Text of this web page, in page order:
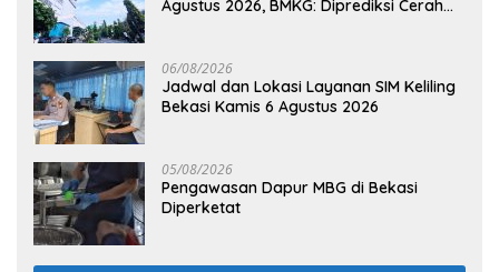
Agustus 2026, BMKG: Diprediksi Cerah
06/08/2026
Jadwal dan Lokasi Layanan SIM Keliling
Bekasi Kamis 6 Agustus 2026
05/08/2026
Pengawasan Dapur MBG di Bekasi
Diperketat